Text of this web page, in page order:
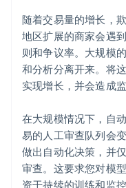
随着交易量的增长，
地区扩展的商家会遇
则和争议率。大规模
和分析分离开来。将
实现增长，并会造成监
在大规模情况下，自
易的人工审查队列会
做出自动化决策，并
审查。这要求您对模
资于持续的训练和监